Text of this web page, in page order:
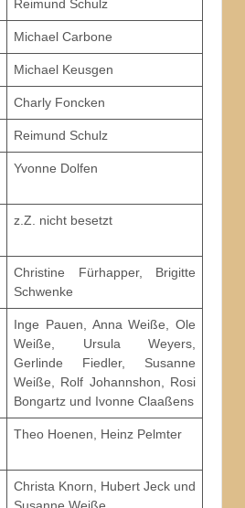
Reimund Schulz
Michael Carbone
Michael Keusgen
Charly Foncken
Reimund Schulz
Yvonne Dolfen
z.Z. nicht besetzt
Christine Fürhapper, Brigitte
Schwenke
Inge Pauen, Anna Weiße, Ole
Weiße, Ursula Weyers,
Gerlinde Fiedler, Susanne
Weiße, Rolf Johannshon, Rosi
Bongartz und Ivonne Claaßens
Theo Hoenen, Heinz Pelmter
Christa Knorn, Hubert Jeck und